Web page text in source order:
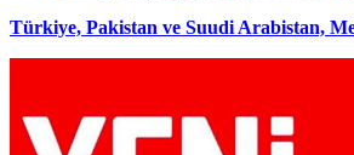
Türkiye, Pakistan ve Suudi Arabistan,